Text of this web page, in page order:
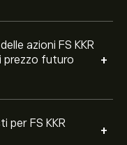
azioni FS KKR
prezzo futuro
+
per FS KKR
+